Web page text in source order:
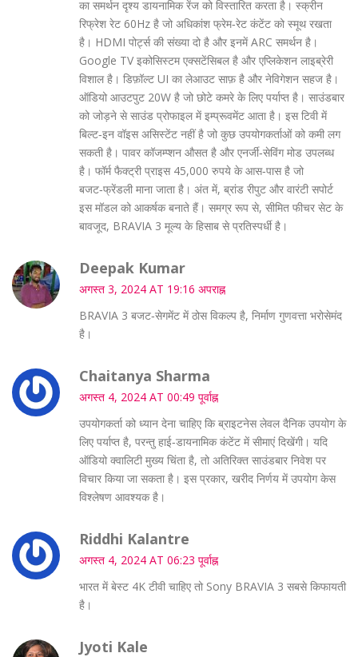
का समर्थन दृश्य डायनामिक रेंज को विस्तारित करता है। स्क्रीन
रिफ्रेश रेट 60Hz है जो अधिकांश फ्रेम‑रेट कंटेंट को स्मूथ रखता
है। HDMI पोर्ट्स की संख्या दो है और इनमें ARC समर्थन है।
Google TV इकोसिस्टम एक्सटेंसिबल है और एप्लिकेशन लाइब्रेरी
विशाल है। डिफ़ॉल्ट UI का लेआउट साफ़ है और नेविगेशन सहज है।
ऑडियो आउटपुट 20W है जो छोटे कमरे के लिए पर्याप्त है। साउंडबार
को जोड़ने से साउंड प्रोफाइल में इम्प्रूवमेंट आता है। इस टिवी में
बिल्ट‑इन वॉइस असिस्टेंट नहीं है जो कुछ उपयोगकर्ताओं को कमी लग
सकती है। पावर कॉजम्प्शन औसत है और एनर्जी‑सेविंग मोड उपलब्ध
है। फॉर्म फैक्ट्री प्राइस 45,000 रुपये के आस‑पास है जो
बजट‑फ्रेंडली माना जाता है। अंत में, ब्रांड रीपुट और वारंटी सपोर्ट
इस मॉडल को आकर्षक बनाते हैं। समग्र रूप से, सीमित फीचर सेट के
बावजूद, BRAVIA 3 मूल्य के हिसाब से प्रतिस्पर्धी है।
Deepak Kumar
अगस्त 3, 2024 AT 19:16 अपराह्न
BRAVIA 3 बजट‑सेगमेंट में ठोस विकल्प है, निर्माण गुणवत्ता भरोसेमंद
है।
Chaitanya Sharma
अगस्त 4, 2024 AT 00:49 पूर्वाह्न
उपयोगकर्ता को ध्यान देना चाहिए कि ब्राइटनेस लेवल दैनिक उपयोग के
लिए पर्याप्त है, परन्तु हाई‑डायनामिक कंटेंट में सीमाएं दिखेंगी। यदि
ऑडियो क्वालिटी मुख्य चिंता है, तो अतिरिक्त साउंडबार निवेश पर
विचार किया जा सकता है। इस प्रकार, खरीद निर्णय में उपयोग केस
विश्लेषण आवश्यक है।
Riddhi Kalantre
अगस्त 4, 2024 AT 06:23 पूर्वाह्न
भारत में बेस्ट 4K टीवी चाहिए तो Sony BRAVIA 3 सबसे किफायती
है।
Jyoti Kale